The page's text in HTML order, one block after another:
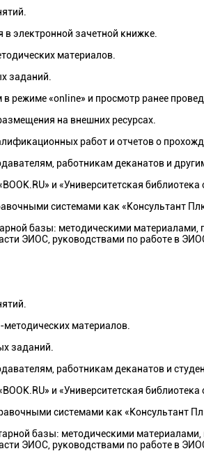
электронной зачетной книжке.
материалов.
заданий.
«online» и просмотр ранее
на внешних ресурсах.
работ и отчетов о
работникам деканатов и
и «Университетская библиотека
системами как «Консультант
базы: методическими
ЭИОС, руководствами по работе в
материалов.
заданий.
работникам деканатов и
и «Университетская библиотека
системами как «Консультант
базы: методическими
ЭИОС, руководствами по работе в